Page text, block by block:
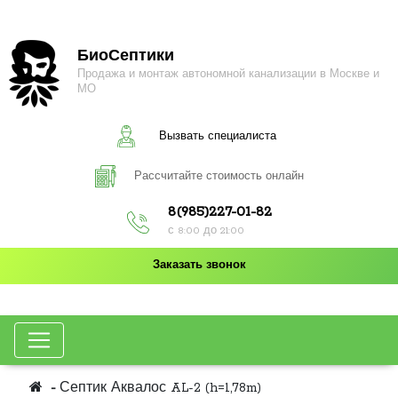
БиоСептики
Продажа и монтаж автономной канализации в Москве и
МО
Вызвать специалиста
Рассчитайте стоимость онлайн
8(985)227-01-82
с 8:00 до 21:00
Заказать звонок
Септик Аквалос AL-2 (h=1,78m)